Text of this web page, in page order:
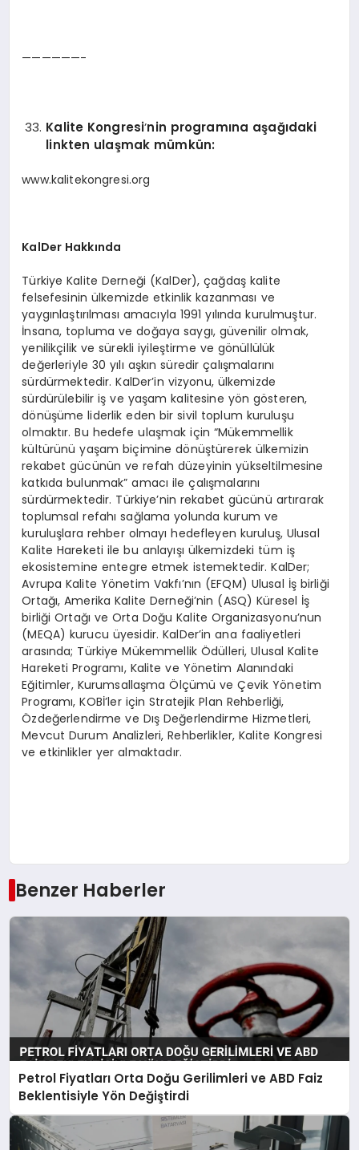
——————-
Kalite Kongresi’nin programına aşağıdaki
linkten ulaşmak mümkün:
www.kalitekongresi.org
KalDer Hakkında
Türkiye Kalite Derneği (KalDer), çağdaş kalite
felsefesinin ülkemizde etkinlik kazanması ve
yaygınlaştırılması amacıyla 1991 yılında kurulmuştur.
İnsana, topluma ve doğaya saygı, güvenilir olmak,
yenilikçilik ve sürekli iyileştirme ve gönüllülük
değerleriyle 30 yılı aşkın süredir çalışmalarını
sürdürmektedir. KalDer’in vizyonu, ülkemizde
sürdürülebilir iş ve yaşam kalitesine yön gösteren,
dönüşüme liderlik eden bir sivil toplum kuruluşu
olmaktır. Bu hedefe ulaşmak için “Mükemmellik
kültürünü yaşam biçimine dönüştürerek ülkemizin
rekabet gücünün ve refah düzeyinin yükseltilmesine
katkıda bulunmak” amacı ile çalışmalarını
sürdürmektedir. Türkiye’nin rekabet gücünü artırarak
toplumsal refahı sağlama yolunda kurum ve
kuruluşlara rehber olmayı hedefleyen kuruluş, Ulusal
Kalite Hareketi ile bu anlayışı ülkemizdeki tüm iş
ekosistemine entegre etmek istemektedir. KalDer;
Avrupa Kalite Yönetim Vakfı’nın (EFQM) Ulusal İş birliği
Ortağı, Amerika Kalite Derneği’nin (ASQ) Küresel İş
birliği Ortağı ve Orta Doğu Kalite Organizasyonu’nun
(MEQA) kurucu üyesidir. KalDer’in ana faaliyetleri
arasında; Türkiye Mükemmellik Ödülleri, Ulusal Kalite
Hareketi Programı, Kalite ve Yönetim Alanındaki
Eğitimler, Kurumsallaşma Ölçümü ve Çevik Yönetim
Programı, KOBİ’ler için Stratejik Plan Rehberliği,
Özdeğerlendirme ve Dış Değerlendirme Hizmetleri,
Mevcut Durum Analizleri, Rehberlikler, Kalite Kongresi
ve etkinlikler yer almaktadır.
Benzer Haberler
Petrol Fiyatları Orta Doğu Gerilimleri ve ABD Faiz
Beklentisiyle Yön Değiştirdi